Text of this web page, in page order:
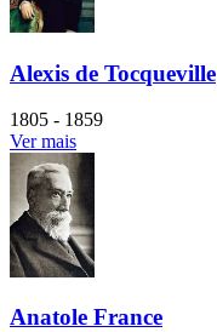
Alexis de Tocqueville
1805 - 1859
Ver mais
Anatole France